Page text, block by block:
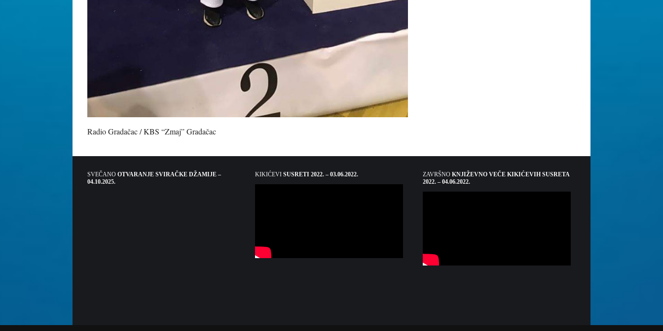
Radio Gradačac / KBS “Zmaj” Gradačac
SVEČANO OTVARANJE SVIRAČKE DŽAMIJE –
04.10.2025.
KIKIĆEVI SUSRETI 2022. – 03.06.2022. ZAVRŠNO KNJIŽEVNO VEČE KIKIĆEVIH SUSRETA
2022. – 04.06.2022.